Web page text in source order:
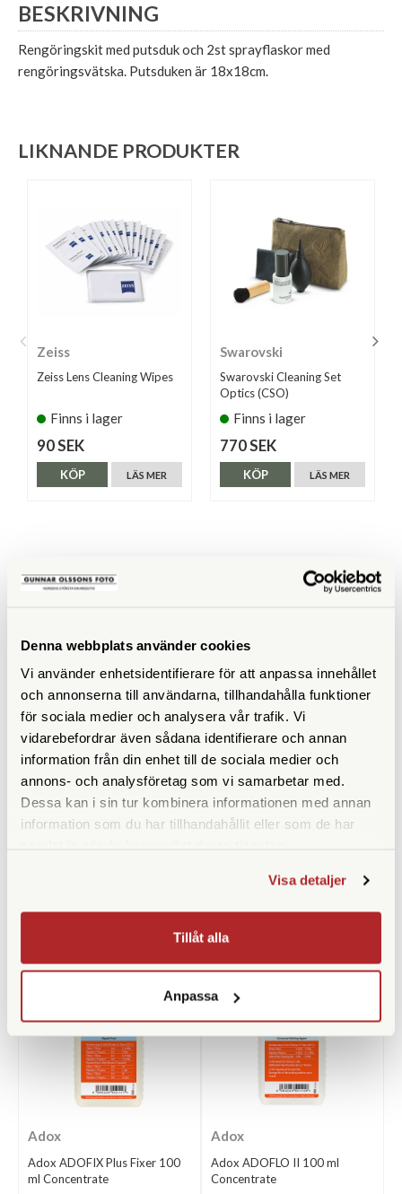
Denna webbplats använder cookies
Vi använder enhetsidentifierare för att anpassa innehållet
och annonserna till användarna, tillhandahålla funktioner
för sociala medier och analysera vår trafik. Vi
vidarebefordrar även sådana identifierare och annan
information från din enhet till de sociala medier och
annons- och analysföretag som vi samarbetar med.
Dessa kan i sin tur kombinera informationen med annan
information som du har tillhandahållit eller som de har
Visa detaljer
Tillåt alla
Anpassa
BESKRIVNING
Rengöringskit med putsduk och 2st sprayflaskor med
rengöringsvätska. Putsduken är 18x18cm.
LIKNANDE PRODUKTER
Zeiss
Zeiss Lens Cleaning Wipes
Finns i lager
90 SEK
LÄS MER
KÖP
Swarovski
Swarovski Cleaning Set
Optics (CSO)
Finns i lager
770 SEK
LÄS MER
KÖP
ANDRA KÖPTE ÄVEN
Kemiförvaring 1000ml
Small B/W Thermometer
Adox
Adox ADOFIX Plus Fixer 100
ml Concentrate
Adox
Adox ADOFLO II 100 ml
Concentrate